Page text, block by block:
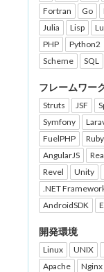
Fortran
Go
Julia
Lisp
PHP
Python2
Scheme
SQL
フレームワー
Struts JSF
Symfony
FuelPHP
AngularJS
Revel
Unity
.NET
AndroidSDK
開発環境
Linux UNIX
Apache
Nginx